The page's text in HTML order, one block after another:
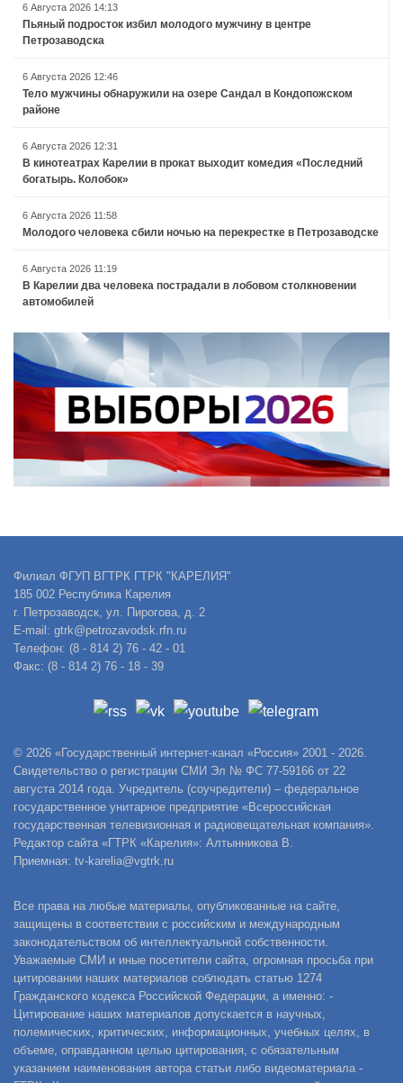
6 Августа 2026 14:13
Пьяный подросток избил молодого мужчину в центре
Петрозаводска
6 Августа 2026 12:46
Тело мужчины обнаружили на озере Сандал в Кондопожском
районе
6 Августа 2026 12:31
В кинотеатрах Карелии в прокат выходит комедия «Последний
богатырь. Колобок»
6 Августа 2026 11:58
Молодого человека сбили ночью на перекрестке в Петрозаводске
6 Августа 2026 11:19
В Карелии два человека пострадали в лобовом столкновении
автомобилей
Филиал ФГУП ВГТРК ГТРК "КАРЕЛИЯ"
185 002 Республика Карелия
г. Петрозаводск, ул. Пирогова, д. 2
E-mail: gtrk@petrozavodsk.rfn.ru
Телефон: (8 - 814 2) 76 - 42 - 01
Факс: (8 - 814 2) 76 - 18 - 39
© 2026 «Государственный интернет-канал «Россия» 2001 - 2026.
Свидетельство о регистрации СМИ Эл № ФС 77-59166 от 22
августа 2014 года. Учредитель (соучредители) – федеральное
государственное унитарное предприятие «Всероссийская
государственная телевизионная и радиовещательная компания».
Редактор сайта «ГТРК «Карелия»: Алтынникова В.
Приемная: tv-karelia@vgtrk.ru
Все права на любые материалы, опубликованные на сайте,
защищены в соответствии с российским и международным
законодательством об интеллектуальной собственности.
Уважаемые СМИ и иные посетители сайта, огромная просьба при
цитировании наших материалов соблюдать статью 1274
Гражданского кодекса Российской Федерации, а именно: -
Цитирование наших материалов допускается в научных,
полемических, критических, информационных, учебных целях, в
объеме, оправданном целью цитирования, с обязательным
указанием наименования автора статьи либо видеоматериала -